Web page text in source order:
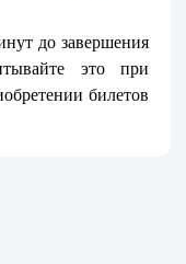
до завершения
это при
билетов